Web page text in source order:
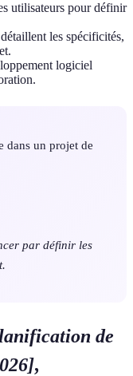
utilisateurs pour définir
les spécificités,
logiciel
dans un projet de
par définir les
de
,